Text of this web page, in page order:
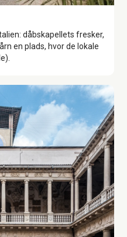
dåbskapellets fresker,
en plads, hvor de lokale